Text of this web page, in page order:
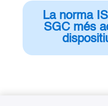
La norma
SGC més